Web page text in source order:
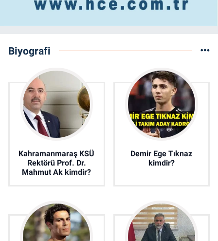
Biyografi
Kahramanmaraş KSÜ
Rektörü Prof. Dr.
Mahmut Ak kimdir?
Demir Ege Tıknaz
kimdir?